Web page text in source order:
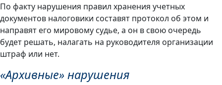
По факту нарушения правил хранения учетных
документов налоговики составят протокол об этом и
направят его мировому судье, а он в свою очередь
будет решать, налагать на руководителя организации
штраф или нет.
«Архивные» нарушения